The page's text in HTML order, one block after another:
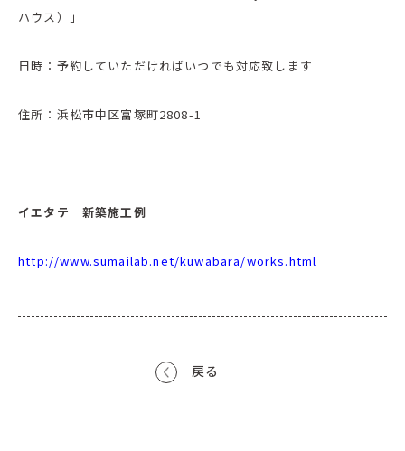
ハウス）」
日時：予約していただければいつでも対応致します
住所：浜松市中区富塚町2808-1
イエタテ 新築施工例
http://www.sumailab.net/kuwabara/works.html
戻る